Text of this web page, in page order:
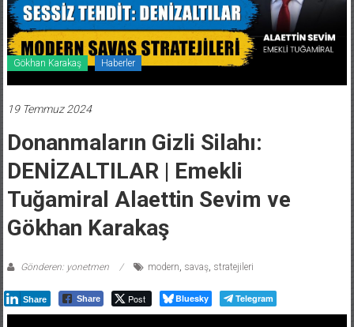
Gökhan Karakaş Haberler
19 Temmuz 2024
Donanmaların Gizli Silahı:
DENİZALTILAR | Emekli
Tuğamiral Alaettin Sevim ve
Gökhan Karakaş
Gönderen: yonetmen modern savaş, stratejileri
Share Share Post Bluesky Telegram